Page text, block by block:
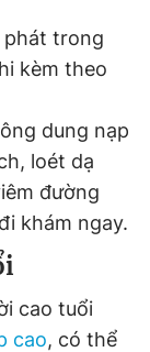
phát trong
kèm theo
dung nạp
loét dạ
đường
khám ngay.
cao tuổi
cao, có thể